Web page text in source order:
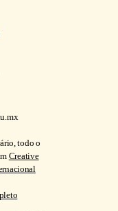
todo o
Creative